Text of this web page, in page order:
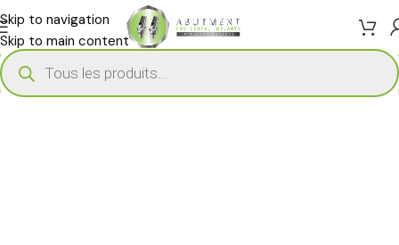
Skip to navigation
Skip to main content